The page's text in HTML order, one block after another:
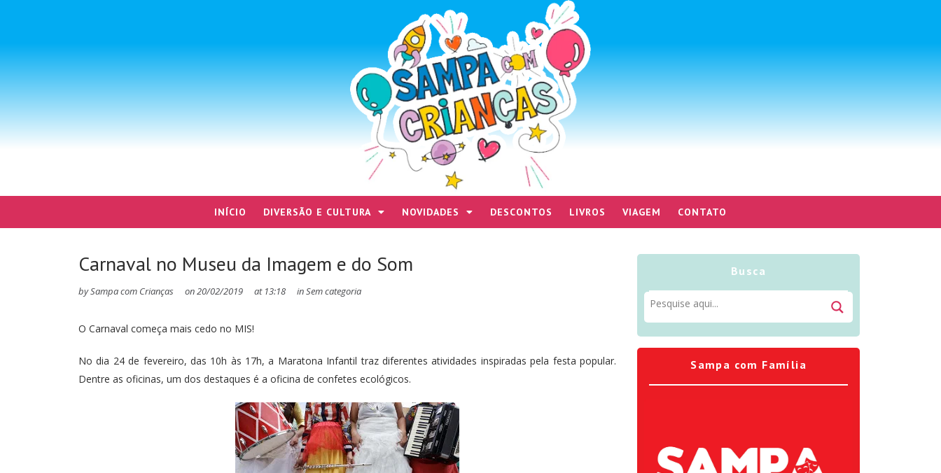
INÍCIO DIVERSÃO E CULTURA NOVIDADES DESCONTOS LIVROS VIAGEM CONTATO
Carnaval no Museu da Imagem e do Som
bySampa com Crianças on20/02/2019 at 13:18 inSem categoria
O Carnaval começa mais cedo no MIS!
No dia 24 de fevereiro, das 10h às 17h, a Maratona Infantil traz diferentes atividades inspiradas pela festa popular.
Dentre as oficinas, um dos destaques é a oficina de confetes ecológicos.
Busca
Sampa com Família